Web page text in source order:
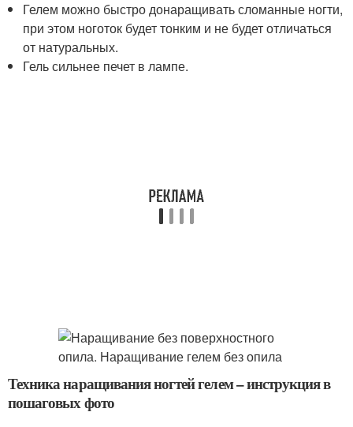
Гелем можно быстро донаращивать сломанные ногти,
при этом ноготок будет тонким и не будет отличаться
от натуральных.
Гель сильнее печет в лампе.
Техника наращивания ногтей гелем – инструкция в
пошаговых фото